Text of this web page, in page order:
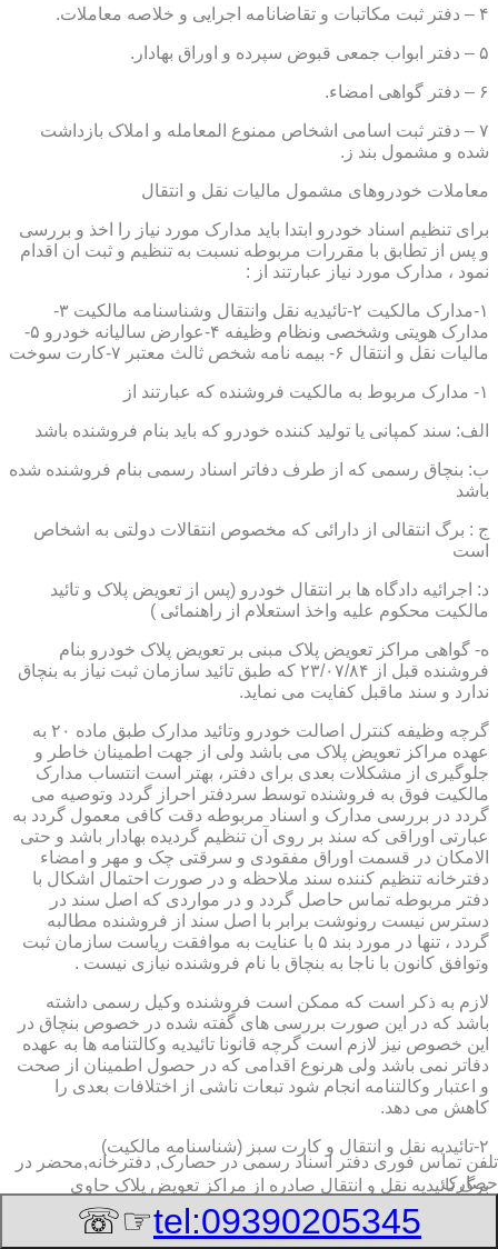
۴ – دفتر ثبت مکاتبات و تقاضانامه اجرایی و خلاصه معاملات.
۵ – دفتر ابواب جمعی قبوض سپرده و اوراق بهادار.
۶ – دفتر گواهی امضاء.
۷ – دفتر ثبت اسامی اشخاص ممنوع المعامله و املاک بازداشت
شده و مشمول بند ز.
معاملات خودروهای مشمول مالیات نقل و انتقال
برای تنظیم اسناد خودرو ابتدا باید مدارک مورد نیاز را اخذ و بررسی
و پس از تطابق با مقررات مربوطه نسبت به تنظیم و ثبت ان اقدام
نمود ، مدارک مورد نیاز عبارتند از :
۱-مدارک مالکیت ۲-تائیدیه نقل وانتقال وشناسنامه مالکیت ۳-
مدارک هویتی وشخصی ونظام وظیفه ۴-عوارض سالیانه خودرو ۵-
مالیات نقل و انتقال ۶- بیمه نامه شخص ثالث معتبر ۷-کارت سوخت
۱- مدارک مربوط به مالکیت فروشنده که عبارتند از
الف: سند کمپانی یا تولید کننده خودرو که باید بنام فروشنده باشد
ب: بنچاق رسمی که از طرف دفاتر اسناد رسمی بنام فروشنده شده
باشد
ج : برگ انتقالی از دارائی که مخصوص انتقالات دولتی به اشخاص
است
د: اجرائیه دادگاه ها بر انتقال خودرو (پس از تعویض پلاک و تائید
مالکیت محکوم علیه واخذ استعلام از راهنمائی )
ه- گواهی مراکز تعویض پلاک مبنی بر تعویض پلاک خودرو بنام
فروشنده قبل از ۲۳/۰۷/۸۴ که طبق تائید سازمان ثبت نیاز به بنچاق
ندارد و سند ماقبل کفایت می نماید.
گرچه وظیفه کنترل اصالت خودرو وتائید مدارک طبق ماده ۲۰ به
عهده مراکز تعویض پلاک می باشد ولی از جهت اطمینان خاطر و
جلوگیری از مشکلات بعدی برای دفتر، بهتر است انتساب مدارک
مالکیت فوق به فروشنده توسط سردفتر احراز گردد وتوصیه می
گردد در بررسی مدارک و اسناد مربوطه دقت کافی معمول گردد به
عبارتی اوراقی که سند بر روی آن تنظیم گردیده بهادار باشد و حتی
الامکان در قسمت اوراق مفقودی و سرقتی چک و مهر و امضاء
دفترخانه تنظیم کننده سند ملاحظه و در صورت احتمال اشکال با
دفتر مربوطه تماس حاصل گردد و در مواردی که اصل سند در
دسترس نیست رونوشت برابر با اصل سند از فروشنده مطالبه
گردد ، تنها در مورد بند ۵ با عنایت به موافقت ریاست سازمان ثبت
وتوافق کانون با ناجا به بنچاق با نام فروشنده نیازی نیست .
لازم به ذکر است که ممکن است فروشنده وکیل رسمی داشته
باشد که در این صورت بررسی های گفته شده در خصوص بنچاق در
این خصوص نیز لازم است گرچه قانونا تائیدیه وکالتنامه ها به عهده
دفاتر نمی باشد ولی هرنوع اقدامی که در حصول اطمینان از صحت
و اعتبار وکالتنامه انجام شود تبعات ناشی از اختلافات بعدی را
کاهش می دهد.
۲-تائیدیه نقل و انتقال و کارت سبز (شناسنامه مالکیت)
برگ تائیدیه نقل و انتقال صادره از مراکز تعویض پلاک حاوی
مشخصات کامل خودرو اعم از نوع ، سیستم ، مدل ، رنگ ، شماره
تلفن تماس فوری دفتر اسناد رسمی در حصارک, دفترخانه,محضر در
حصارک
tel:09390205345
☞☏